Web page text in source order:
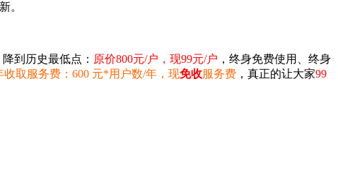
。
到历史最低点： 原价800元/户，现99元/户 ，终身免费使用、终身
收取服务费：600 元*用户数/年，现免收服务费 ，真正的让大家99